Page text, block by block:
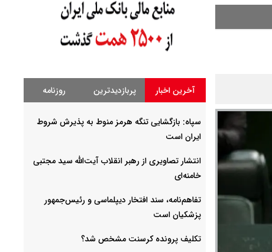
آخرین اخبار پربازدیدترین روزنامه
سپاه: بازگشایی تنگه هرمز منوط به پذیرش شروط
ایران است
انتشار تصاویری از رهبر انقلاب آیت‌الله سید مجتبی
خامنه‌ای
تفاهم‌نامه، سند افتخار دیپلماسی و رئیس‌جمهور
پزشکیان است
تکلیف پرونده کرسنت مشخص شد؟